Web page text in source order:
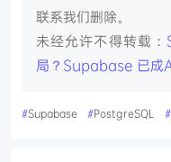
联系我们删除。
未经允许不得转载：
局？Supabase 已成
#Supabase #PostgreSQL #